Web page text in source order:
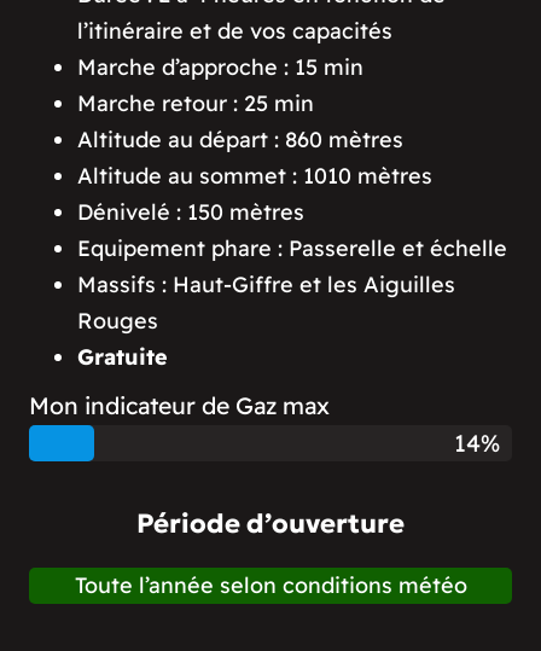
l’itinéraire et de vos capacités
Marche d’approche : 15 min
Marche retour : 25 min
Altitude au départ : 860 mètres
Altitude au sommet : 1010 mètres
Dénivelé : 150 mètres
Equipement phare : Passerelle et échelle
Massifs : Haut-Giffre et les Aiguilles
Rouges
Gratuite
Mon indicateur de Gaz max
66%
Période d’ouverture
Toute l’année selon conditions météo